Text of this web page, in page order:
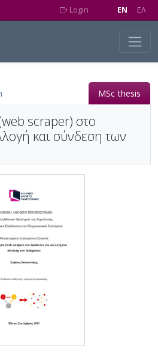
Login EN EΛ
MSc thesis
scraper) στο
και σύνδεση των